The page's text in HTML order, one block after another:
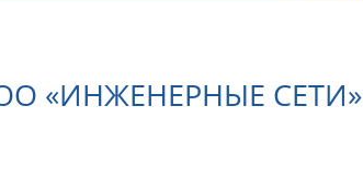
«ИНЖЕНЕРНЫЕ СЕТИ»